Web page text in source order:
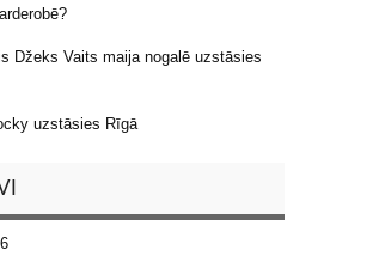
Džeks Vaits maija nogalē uzstāsies
uzstāsies Rīgā